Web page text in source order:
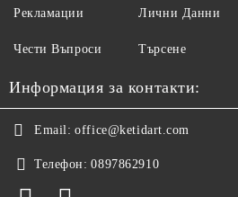
Рекламации
Чести Въпроси
Лични Данни
Търсене
Информация за контакти:
Email: office@ketidart.com
Телефон: 0897862910